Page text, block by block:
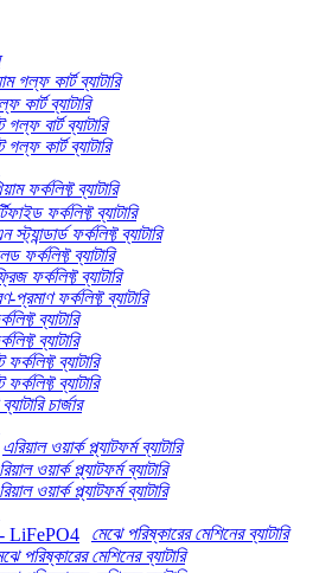
গল্ফ কার্ট ব্যাটারি
কার্ট ব্যাটারি
বার্ট ব্যাটারি
গল্ফ কার্ট ব্যাটারি
ফর্কলিফ্ট ব্যাটারি
ফর্কলিফ্ট ব্যাটারি
ফর্কলিফ্ট ব্যাটারি
ফর্কলিফ্ট ব্যাটারি
ফর্কলিফ্ট ব্যাটারি
প্রমাণ ফর্কলিফ্ট ব্যাটারি
ব্যাটারি
ব্যাটারি
ব্যাটারি
ব্যাটারি
চার্জার
এরিয়াল ওয়ার্ক প্ল্যাটফর্ম ব্যাটারি
ওয়ার্ক প্ল্যাটফর্ম ব্যাটারি
ওয়ার্ক প্ল্যাটফর্ম ব্যাটারি
মেঝে পরিষ্কারের মেশিনের ব্যাটারি
পরিষ্কারের মেশিনের ব্যাটারি